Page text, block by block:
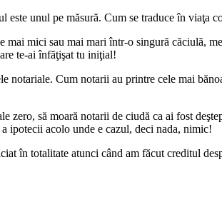
unul pe măsură. Cum se traduce în viaţa
mici sau mai mari într-o singură căciulă,
te-ai înfăţişat tu iniţial!
notariale. Cum notarii au printre cele mai
să moară notarii de ciudă ca ai fost
ipotecii acolo unde e cazul, deci nada, nimic!
în totalitate atunci când am făcut creditul